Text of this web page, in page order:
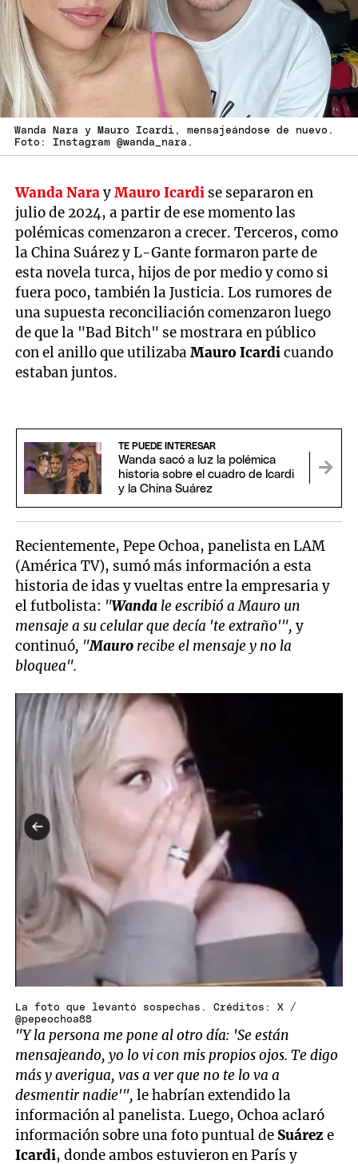
Wanda Nara y Mauro Icardi, mensajeándose de nuevo.
Foto: Instagram @wanda_nara.
Wanda NarayMauro Icardi se separaron en
julio de 2024, a partir de ese momento las
polémicas comenzaron a crecer. Terceros, como
la China Suárez y L-Gante formaron parte de
esta novela turca, hijos de por medio y como si
fuera poco, también la Justicia. Los rumores de
una supuesta reconciliación comenzaron luego
de que la "Bad Bitch" se mostrara en público
con el anillo que utilizabaMauro Icardicuando
estaban juntos.
TE PUEDE INTERESAR
Wanda sacó a luz la polémica
historia sobre el cuadro de Icardi
y la China Suárez
Recientemente, Pepe Ochoa, panelista en LAM
(América TV), sumó más información a esta
historia de idas y vueltas entre la empresaria y
el futbolista: "Wanda le escribió a Mauro un
mensaje a su celular que decía 'te extraño'",y
continuó, "Mauro recibe el mensaje y no la
bloquea".
La foto que levantó sospechas. Créditos: X /
@pepeochoa88
"Y la persona me pone al otro día: 'Se están
mensajeando, yo lo vi con mis propios ojos. Te digo
más y averigua, vas a ver que no te lo va a
desmentir nadie'",le habrían extendido la
información al panelista. Luego, Ochoa aclaró
información sobre una foto puntual de Suáreze
Icardi, donde ambos estuvieron en París y